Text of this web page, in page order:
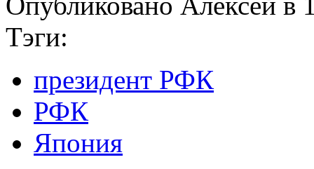
Тэги:
президент РФК
РФК
Япония